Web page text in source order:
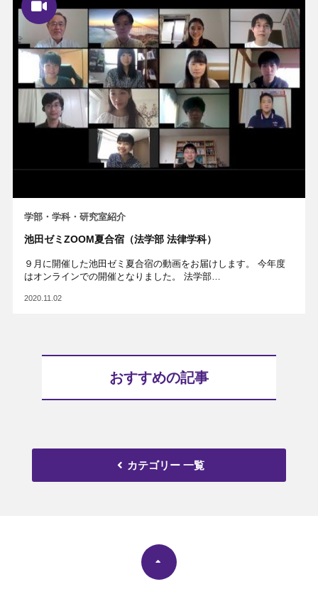
学部・学科・研究室紹介
池田ゼミZOOM夏合宿（法学部 法律学科）
９月に開催した池田ゼミ夏合宿の動画をお届けします。 今年度
はオンラインでの開催となりました。 法学部…
2020.11.02
おすすめの記事
カテゴリー 一覧